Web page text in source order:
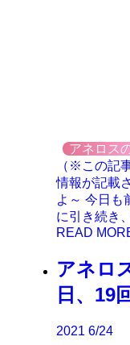
アネロス
（※この記
情報が記載
よ～ 今日も
に引き続き
アネロ
日、19
2021 6/24